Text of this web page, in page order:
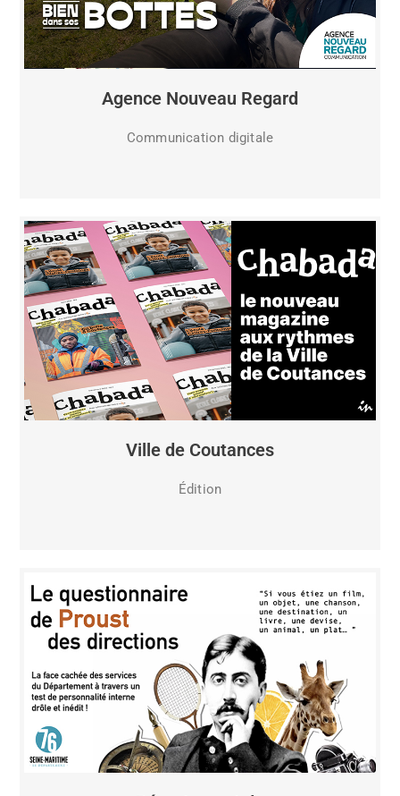
Agence Nouveau Regard
Communication digitale
Ville de Coutances
Édition